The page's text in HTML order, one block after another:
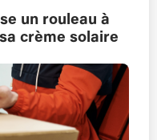
un rouleau à
crème solaire